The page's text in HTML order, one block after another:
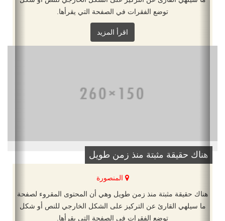
توضع الفقرات في الصفحة التي يقرأها.
اقرأ المزيد
هناك حقيقة مثبتة منذ زمن طويل
المنصورة
هناك حقيقة مثبتة منذ زمن طويل وهي أن المحتوى المقروء لصفحة
ما سيلهي القارئ عن التركيز على الشكل الخارجي للنص أو شكل
توضع الفقرات في الصفحة التي يقرأها.